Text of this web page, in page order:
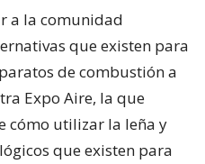
a la comunidad
que existen para
de combustión a
Expo Aire, la que
cómo utilizar la leña y
que existen para